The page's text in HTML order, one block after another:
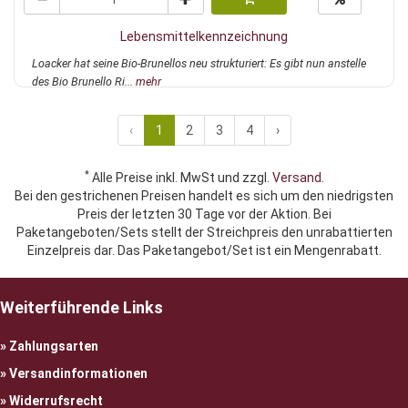
Lebensmittelkennzeichnung
Loacker hat seine Bio-Brunellos neu strukturiert: Es gibt nun anstelle
des Bio Brunello Ri... mehr
‹ 1 2 3 4 ›
*Alle Preise inkl. MwSt und zzgl. Versand.
Bei den gestrichenen Preisen handelt es sich um den niedrigsten
Preis der letzten 30 Tage vor der Aktion. Bei
Paketangeboten/Sets stellt der Streichpreis den unrabattierten
Einzelpreis dar. Das Paketangebot/Set ist ein Mengenrabatt.
Weiterführende Links
Zahlungsarten
Versandinformationen
Widerrufsrecht